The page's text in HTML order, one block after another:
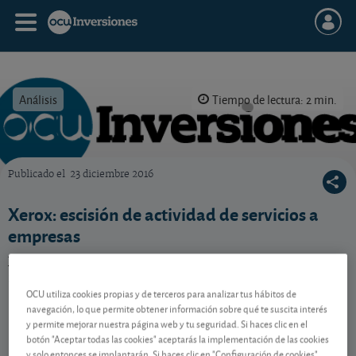
Análisis Tiempo de lectura: 2 min.
Publicado el 23 diciembre 2016
Xerox: escisión de actividad de servicios a
empresas
Xerox sacará a bolsa Conduent. Si es accionista, vea
Contenido reservado a SOCIOS
OCU utiliza cookies propias y de terceros para analizar tus hábitos de
navegación, lo que permite obtener información sobre qué te suscita interés
y permite mejorar nuestra página web y tu seguridad. Si haces clic en el
botón "Aceptar todas las cookies" aceptarás la implementación de las cookies